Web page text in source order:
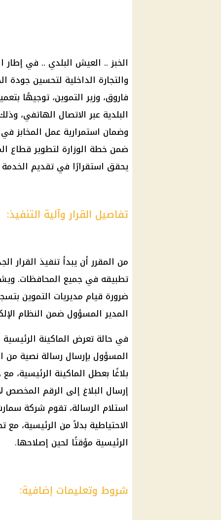
الخبز .. العيش البلدي .. في إطار
والتجارة الداخلية لتحسين جودة
فاروق، وزير التموين، توجيهًا
البلدية عبر الاتصال الهاتفي،
وضمان استمرارية عمل المخابز
ضمن خطة الوزارة لتطوير قطاع
يحقق استقرارًا في تقديم
تفاصيل القرار وآلية التنفيذ:
ضرورة قيام مديريات التموين
المدير المسؤول ضمن النظام
في حالة تعرض الماكينة
المسؤول بإرسال رسالة نصية من
بلاغًا بعطل الماكينة الرئيسية،
استلام الرسالة، تقوم شركة
الاحتياطية بدلاً من الرئيسية، مع
الرئيسية مؤقتًا لحين إصلاحها.
شروط وتعليمات إضافية: